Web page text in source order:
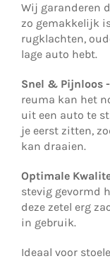
Wij garanderen
zo gemakkelijk
rugklachten,
lage auto hebt.
Snel & Pijnloos -
reuma kan het
uit een auto te
je eerst zitten,
kan draaien.
Optimale
stevig gevormd
deze zetel erg
in gebruik.
Ideaal voor